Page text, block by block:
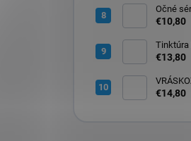
Očné
on na
€10,80
Tinktúra
€13,80
denný
€14,80